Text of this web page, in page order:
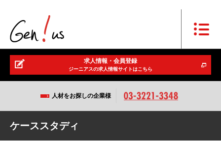
求人情報・会員登録
ジーニアスの求人情報サイトはこちら
人材をお探しの企業様
ケーススタディ